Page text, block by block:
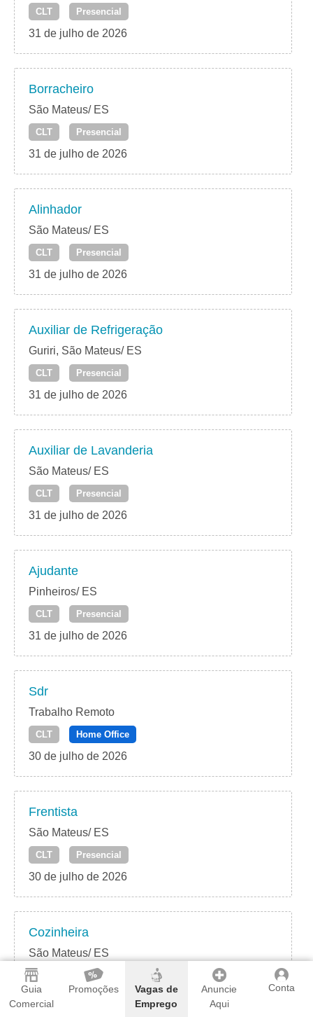
Guia
Comercial
Promoções
Vagas de
Emprego
Anuncie
Aqui
Conta
CLT Presencial
31 de julho de 2026
Borracheiro
São Mateus/ ES
CLT Presencial
31 de julho de 2026
Alinhador
São Mateus/ ES
CLT Presencial
31 de julho de 2026
Auxiliar de Refrigeração
Guriri, São Mateus/ ES
CLT Presencial
31 de julho de 2026
Auxiliar de Lavanderia
São Mateus/ ES
CLT Presencial
31 de julho de 2026
Ajudante
Pinheiros/ ES
CLT Presencial
31 de julho de 2026
Sdr
Trabalho Remoto
CLT Home Office
30 de julho de 2026
Frentista
São Mateus/ ES
CLT Presencial
30 de julho de 2026
Cozinheira
São Mateus/ ES
CLT Presencial
30 de julho de 2026